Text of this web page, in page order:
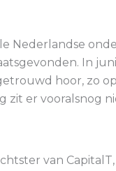
Nederlandse
In
hoor, zo
zit er vooralsnog
van